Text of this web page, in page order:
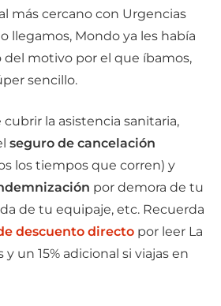
más cercano con Urgencias
llegamos, Mondo ya les había
del motivo por el que íbamos,
sencillo.
la asistencia sanitaria,
seguro de cancelación
los tiempos que corren) y
por demora de tu
de tu equipaje, etc. Recuerda
descuento directo por leer La
y un 15% adicional si viajas en